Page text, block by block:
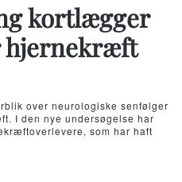
kortlægger
hjernekræft
over neurologiske senfølger
I den nye undersøgelse har
som har haft